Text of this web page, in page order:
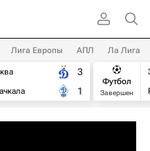
Лига Европы АПЛ Ла Лига
3
1
Футбол
Завершен